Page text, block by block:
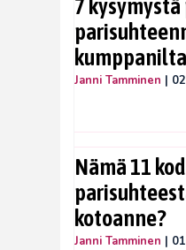
7
Janni Tamminen |
Nämä 11
kotoanne?
Janni Tamminen |